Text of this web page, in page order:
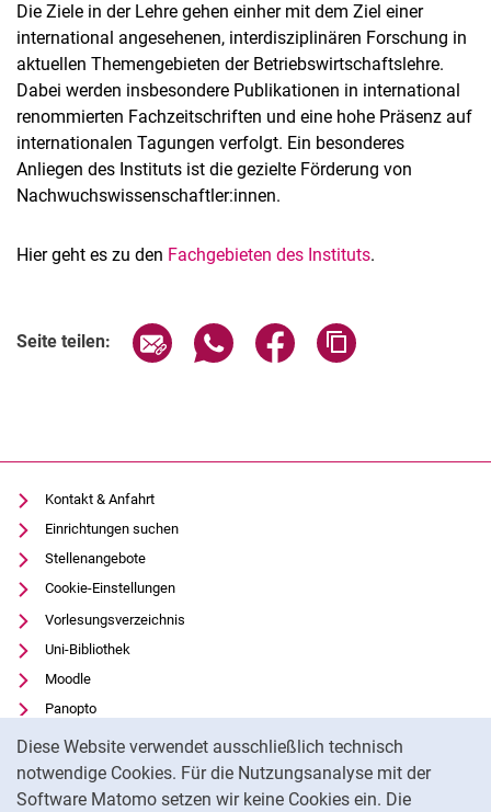
Diese Website verwendet ausschließlich technisch
notwendige Cookies. Für die Nutzungsanalyse mit der
Software Matomo setzen wir keine Cookies ein. Die
Die Ziele in der Lehre gehen einher mit dem Ziel einer
international angesehenen, interdisziplinären Forschung in
aktuellen Themengebieten der Betriebswirtschaftslehre.
Dabei werden insbesondere Publikationen in international
renommierten Fachzeitschriften und eine hohe Präsenz auf
inter­nationalen Tagungen verfolgt. Ein besonderes
Anliegen des Instituts ist die gezielte Förderung von
Nachwuchswissenschaftler:innen.
Hier geht es zu den Fachgebieten des Instituts.
Seite teilen: Seite über E-Mail teilen
Seite über WhatsApp teilen
Seite über Facebook
Kontakt & Anfahrt
Einrichtungen suchen
Stellenangebote
Cookie-Einstellungen
Vorlesungsverzeichnis
Uni-Bibliothek
Moodle
Panopto
Datenschutz
Barrierefreiheit
Transparenter KI-Einsatz